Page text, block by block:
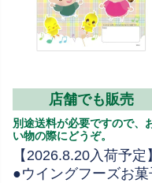
店舗でも販売
別途送料が必要ですので、
い物の際にどうぞ。
【2026.8.20入荷予定】
●ウイングフーズお菓